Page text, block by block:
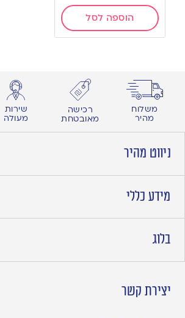
הוספה לסל
משלוח
מהיר
רכישה
מאובטחת
שירות
מעולה
ניווט מהיר
מידע כללי
בלוג
יצירת קשר